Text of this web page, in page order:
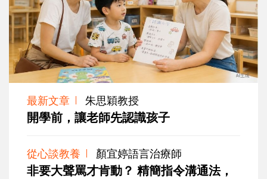
最新文章 朱思穎教授
開學前，讓老師先認識孩子
從心談教養 顏宜婷語言治療師
非要大聲罵才肯動？ 精簡指令溝通法，